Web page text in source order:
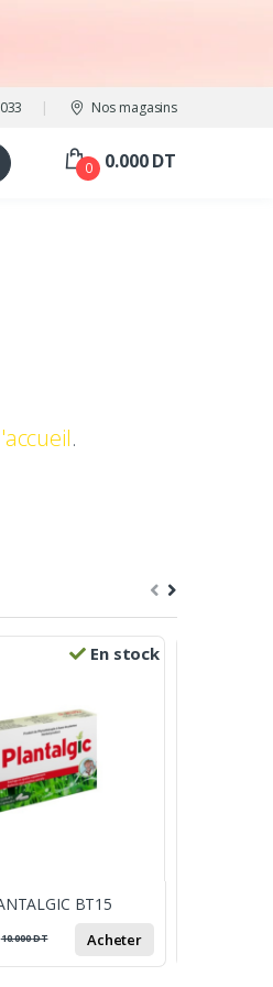
Nos magasins
0 0.000 DT
.
En stock
BT15
10.000DT Acheter